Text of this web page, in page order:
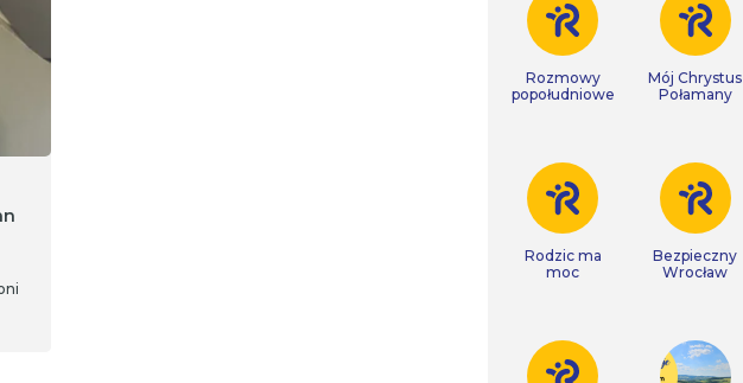
Rozmowy
popołudniowe
Mój Chrystus
Połamany
Rodzic ma
moc
Bezpieczny
Wrocław